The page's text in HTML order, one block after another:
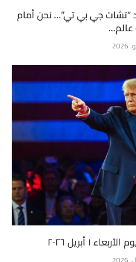
“تشات جي بي تي”… نحن أمام
عالم...
١ أبريل ٢٠٢٦